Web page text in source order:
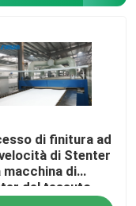
di finitura ad
di Stenter
macchina di
del tessuto
termico del